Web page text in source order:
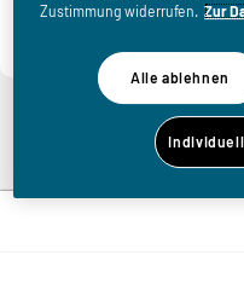
Zustimmung widerrufen. Zur
Alle ablehnen